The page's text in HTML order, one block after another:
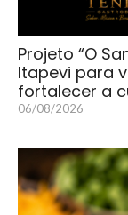
Projeto “O
Itapevi para
fortalecer a
06/08/2026